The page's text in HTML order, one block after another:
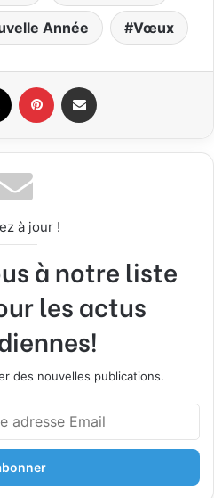
Année Vœux
à jour !
à notre liste
les actus
des nouvelles publications.